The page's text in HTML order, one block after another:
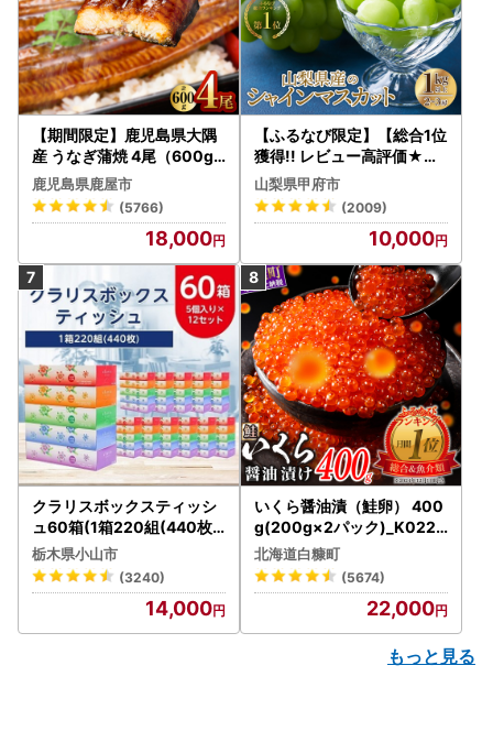
【期間限定】鹿児島県大隅
産 うなぎ蒲焼 4尾（600g
） KN007-004-04-cp18
うなぎ 鰻 魚 惣菜 総菜
鹿児島県鹿屋市
(5766)
18,000
【ふるなび限定】【総合1位
獲得!! レビュー高評価★】
〈2026年度配送分〉山梨
県産 シャインマスカット 2
～3房（1.0kg以上）シャイ
ン フルーツ FN-Limited-S
P
山梨県甲府市
(2009)
10,000
クラリスボックスティッシ
ュ60箱(1箱220組(440枚))
(5個入り×12セット)【配送
不可地域：離島・沖縄県】
【1256759】
栃木県小山市
(3240)
14,000
いくら醤油漬（鮭卵） 400
g(200g×2パック)_K022-
1676
北海道白糠町
(5674)
22,000
もっと見る